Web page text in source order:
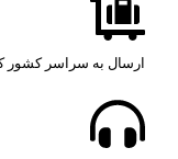
ارسال به سراسر کشور کمتر از